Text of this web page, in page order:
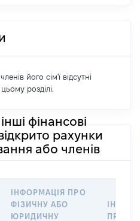
його сім'ї відсутні
розділі.
фінансові
рахунки
або членів
ІНФОРМАЦІЯ ПРО
ФІЗИЧНУ АБО
ЮРИДИЧНУ
ПРО